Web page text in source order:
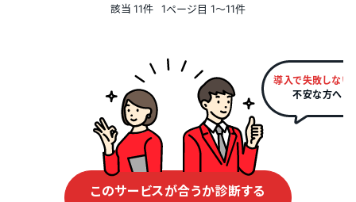
該当 11件 1ページ目 1〜11件
導入で失敗しない
不安な方へ
このサービスが合うか診断する